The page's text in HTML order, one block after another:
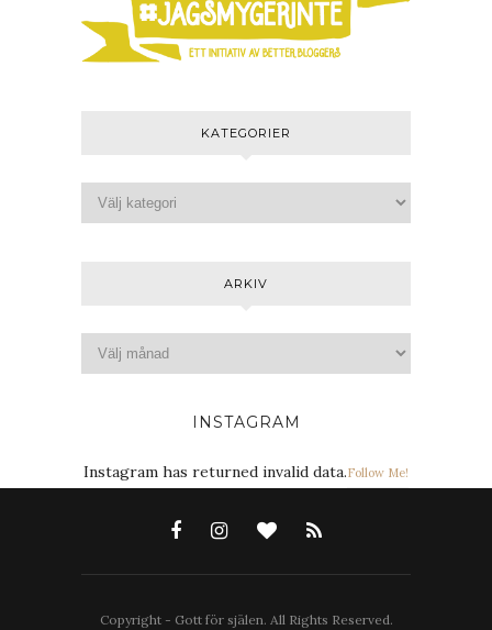
KATEGORIER
ARKIV
INSTAGRAM
Instagram has returned invalid data.Follow Me!
Copyright - Gott för själen. All Rights Reserved.